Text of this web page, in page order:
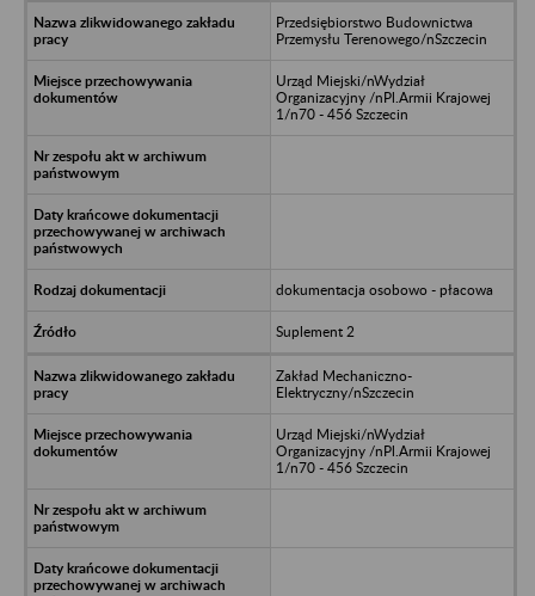
Przedsiębiorstwo Budownictwa
Przemysłu Terenowego/nSzczecin
Urząd Miejski/nWydział
Organizacyjny /nPl.Armii Krajowej
1/n70 - 456 Szczecin
dokumentacja osobowo - płacowa
Suplement 2
Zakład Mechaniczno-
Elektryczny/nSzczecin
Urząd Miejski/nWydział
Organizacyjny /nPl.Armii Krajowej
1/n70 - 456 Szczecin